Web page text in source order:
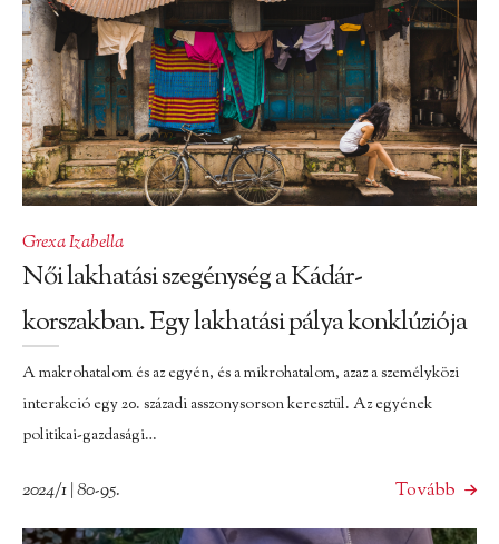
Grexa Izabella
Női lakhatási szegénység a Kádár-
korszakban. Egy lakhatási pálya konklúziója
A makrohatalom és az egyén, és a mikrohatalom, azaz a személyközi
interakció egy 20. századi asszonysorson keresztül. Az egyének
politikai-gazdasági…
2024/1 | 80-95. Tovább